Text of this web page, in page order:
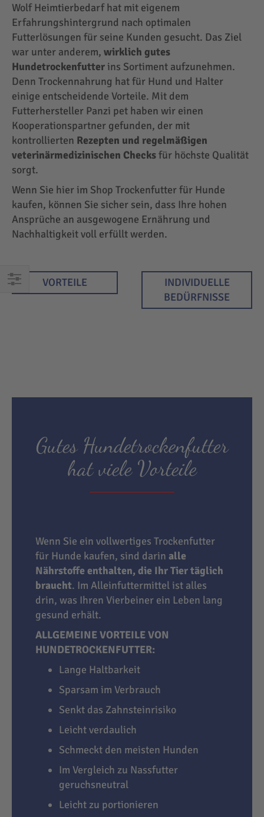
EINKAUFEN
Wolf Heimtierbedarf hat mit eigenem
Erfahrungshintergrund nach optimalen
Futterlösungen für seine Kunden gesucht. Das Ziel
war unter anderem, wirklich gutes
Hundetrockenfutter ins Sortiment aufzunehmen.
Denn Trockennahrung hat für Hund und Halter
einige entscheidende Vorteile. Mit dem
Futterhersteller Panzi pet haben wir einen
Kooperationspartner gefunden, der mit
kontrollierten Rezepten und regelmäßigen
veterinärmedizinischen Checksfür höchste Qualität
sorgt.
Wenn Sie hier im Shop Trockenfutter für Hunde
kaufen, können Sie sicher sein, dass Ihre hohen
Ansprüche an ausgewogene Ernährung und
Nachhaltigkeit voll erfüllt werden.
VORTEILE
INDIVIDUELLE
BEDÜRFNISSE
Gutes Hundetrockenfutter
hat viele Vorteile
Wenn Sie ein vollwertiges Trockenfutter
für Hunde kaufen, sind darin alle
Nährstoffe enthalten, die Ihr Tier täglich
braucht. Im Alleinfuttermittel ist alles
drin, was Ihren Vierbeiner ein Leben lang
gesund erhält.
ALLGEMEINE VORTEILE VON
HUNDETROCKENFUTTER:
Lange Haltbarkeit
Sparsam im Verbrauch
Senkt das Zahnsteinrisiko
Leicht verdaulich
Schmeckt den meisten Hunden
Im Vergleich zu Nassfutter
geruchsneutral
Leicht zu portionieren